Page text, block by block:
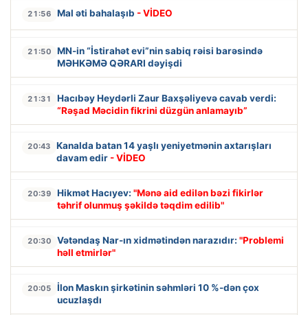
21:56 Mal əti bahalaşıb - VİDEO
21:50
MN-in “İstirahət evi”nin sabiq rəisi barəsində
MƏHKƏMƏ QƏRARI dəyişdi
21:31
Hacıbəy Heydərli Zaur Baxşəliyevə cavab verdi:
“Rəşad Məcidin fikrini düzgün anlamayıb”
20:43
Kanalda batan 14 yaşlı yeniyetmənin axtarışları
davam edir - VİDEO
20:39 Hikmət Hacıyev: "Mənə aid edilən bəzi fikirlər
təhrif olunmuş şəkildə təqdim edilib"
20:30 Vətəndaş Nar-ın xidmətindən narazıdır: "Problemi
həll etmirlər"
20:05
İlon Maskın şirkətinin səhmləri 10 %-dən çox
ucuzlaşdı